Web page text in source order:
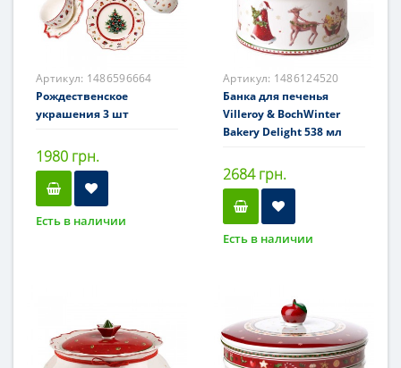
Артикул: 1486596664
Рождественское
украшения 3 шт
1980 грн.
Есть в наличии
Артикул: 1486124520
Банка для печенья
Villeroy & BochWinter
Bakery Delight 538 мл
2684 грн.
Есть в наличии